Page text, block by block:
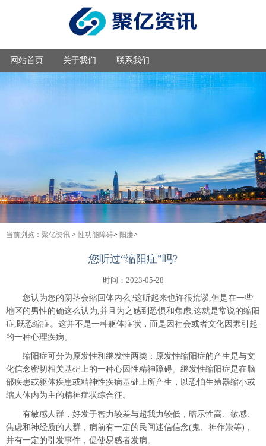
网站首页 关于我们 联系我们
当前浏览： 聚亿资讯 > 性功能障碍> 阳痿>
您听过“缩阳症”吗?
时间：2023-05-28
您认为您的阴茎会缩回体内么?这听起来也许很荒谬,但是在一些
地区的男性的确这么认为,并且为之感到恐惧和焦虑,这就是常说的缩阳
症,既恐缩症。这并不是一种躯体症状，而是因社会或者文化因素引起
的一种心理疾病。
缩阳症可分为原发性和继发性两类：原发性缩阳症的产生是与文
化信念密切相关基础上的一种心因性精神障碍。继发性缩阳症是在脑
部疾患或躯体疾患或精神性疾病基础上所产生，以恐怕生殖器缩小或
缩人体内为主的精神症状综合征。
有敏感人群，好发于智力较差与超我力较低，暗示性高、敏感、
焦虑和神经质的人群，病前有一定的民间迷信信念(鬼、神作崇等)，
并有一定的引发事件，促使易感者发病。